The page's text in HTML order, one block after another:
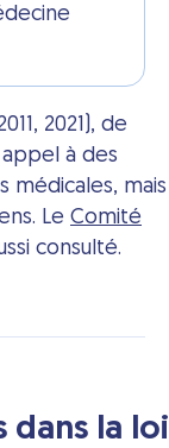
2021), de
à des
médicales, mais
Le Comité
consulté.
dans la loi